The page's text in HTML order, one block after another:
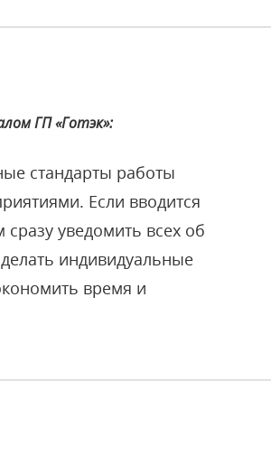
ГП «Готэк»:
стандарты работы
Если вводится
уведомить всех об
индивидуальные
время и